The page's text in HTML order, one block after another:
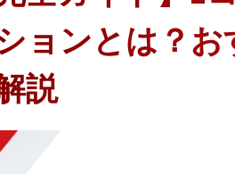
ョンとは？
説